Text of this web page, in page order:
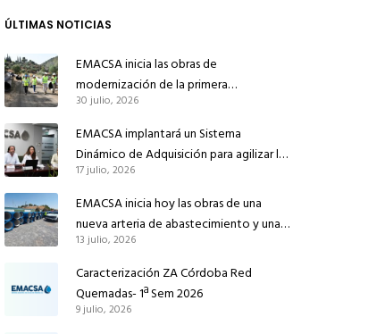
ÚLTIMAS NOTICIAS
EMACSA inicia las obras de
modernización de la primera
conducción de abastecimiento para
reforzar el suministro de agua de
Córdoba
30 julio, 2026
EMACSA implantará un Sistema
Dinámico de Adquisición para agilizar la
contratación de obras en sus redes e
instalaciones
17 julio, 2026
EMACSA inicia hoy las obras de una
nueva arteria de abastecimiento y una
red de agua no potable en Ingeniero
Ruiz de Azúa
13 julio, 2026
Caracterización ZA Córdoba Red
Quemadas- 1ª Sem 2026
9 julio, 2026